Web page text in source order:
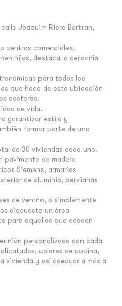
Joaquim Riera Bertran,
centros comerciales,
hijos, destaca la cercanía
para todos los
que hace de esta ubicación
costeros.
de vida.
garantizar estilo y
formar parte de una
de 30 viviendas cada uno.
pavimento de madera
Siemens, armarios
de aluminio, persianas
de verano, o simplemente
dispuesto un área
para aquellos que desean
personalizada con cada
colores de cocina,
y así adecuarla más a